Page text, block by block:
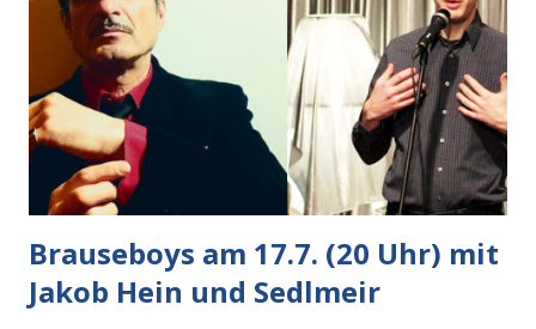
bestätigte der freundliche Nachbar, "Hab alles im Blick!”
Wir fixierten die ertappte Krähe, die sich zurückzog.
Heute ging sie leer aus, Abspann, Ende. Die Brauseboys am
Donnerstag, 4.6. (20 Uhr) Mit Mareike Barmeyer , Jobinski
und Bjarne Haus der Sinne (Ystader St...
Brauseboys am 17.7. (20 Uhr) mit
Jakob Hein und Sedlmeir